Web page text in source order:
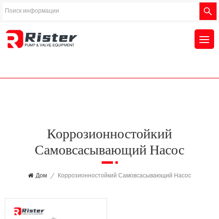
Коррозионностойкий
Самовсасывающий Насос
Дом / Коррозионностойкий Самовсасывающий Насос